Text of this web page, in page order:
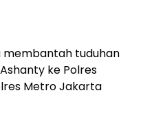
membantah tuduhan
ke Polres
Metro Jakarta